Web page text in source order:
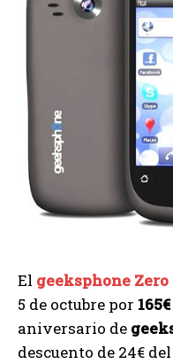
El geeksphone Zero
5 de octubre por 165€
aniversario de
descuento de 24€